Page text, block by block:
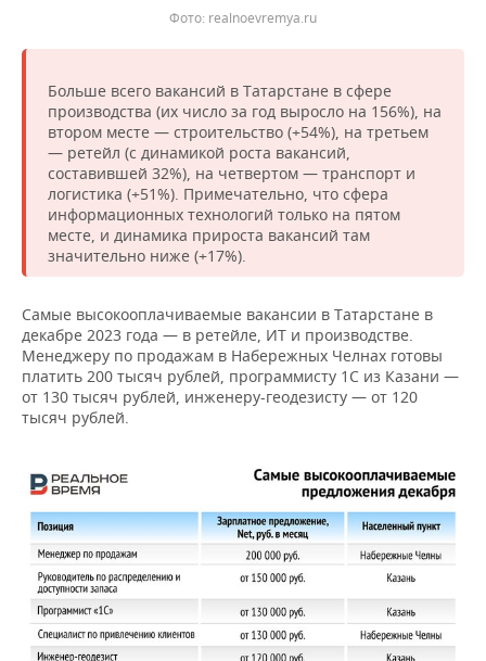
realnoevremya.ru
Больше всего вакансий в Татарстане в сфере
производства (их число за год выросло на 156%), на
втором месте — строительство (+54%), на третьем
— ретейл (с динамикой роста вакансий,
составившей 32%), на четвертом — транспорт и
логистика (+51%). Примечательно, что сфера
информационных технологий только на пятом
месте, и динамика прироста вакансий там
значительно ниже (+17%).
Самые высокооплачиваемые вакансии в Татарстане в
декабре 2023 года — в ретейле, ИТ и производстве.
Менеджеру по продажам в Набережных Челнах готовы
платить 200 тысяч рублей, программисту 1С из Казани —
от 130 тысяч рублей, инженеру-геодезисту — от 120
тысяч рублей.